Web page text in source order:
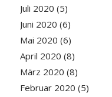
Juli 2020 (5)
Juni 2020 (6)
Mai 2020 (6)
April 2020 (8)
März 2020 (8)
Februar 2020 (5)